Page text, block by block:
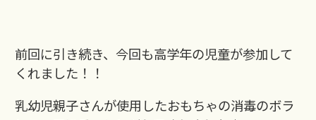
前回に引き続き、今回も高学年の児童が参加して
くれました！！
乳幼児親子さんが使用したおもちゃの消毒のボラ